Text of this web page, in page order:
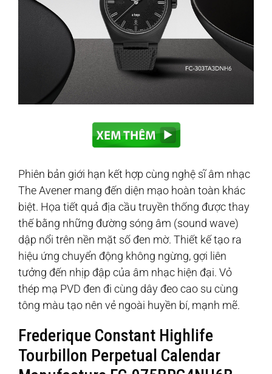
Phiên bản giới hạn kết hợp cùng nghệ sĩ âm nhạc
The Avener mang đến diện mạo hoàn toàn khác
biệt. Họa tiết quả địa cầu truyền thống được thay
thế bằng những đường sóng âm (sound wave)
dập nổi trên nền mặt số đen mờ. Thiết kế tạo ra
hiệu ứng chuyển động không ngừng, gợi liên
tưởng đến nhịp đập của âm nhạc hiện đại. Vỏ
thép mạ PVD đen đi cùng dây đeo cao su cùng
tông màu tạo nên vẻ ngoài huyền bí, mạnh mẽ.
Frederique Constant Highlife
Tourbillon Perpetual Calendar